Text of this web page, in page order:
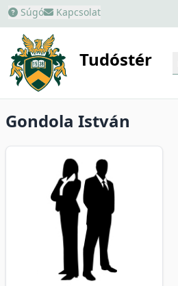
Súgó Kapcsolat
Tudóstér
Gondola István